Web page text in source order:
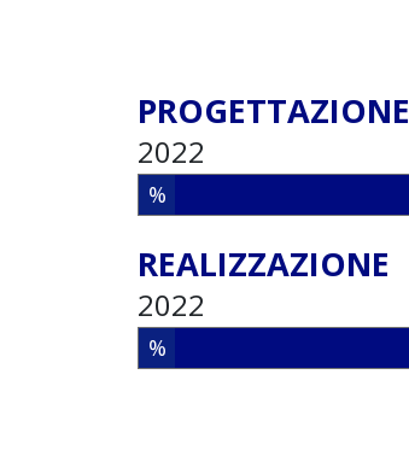
PROGETTAZIONE
2022
%
REALIZZAZIONE
2022
%